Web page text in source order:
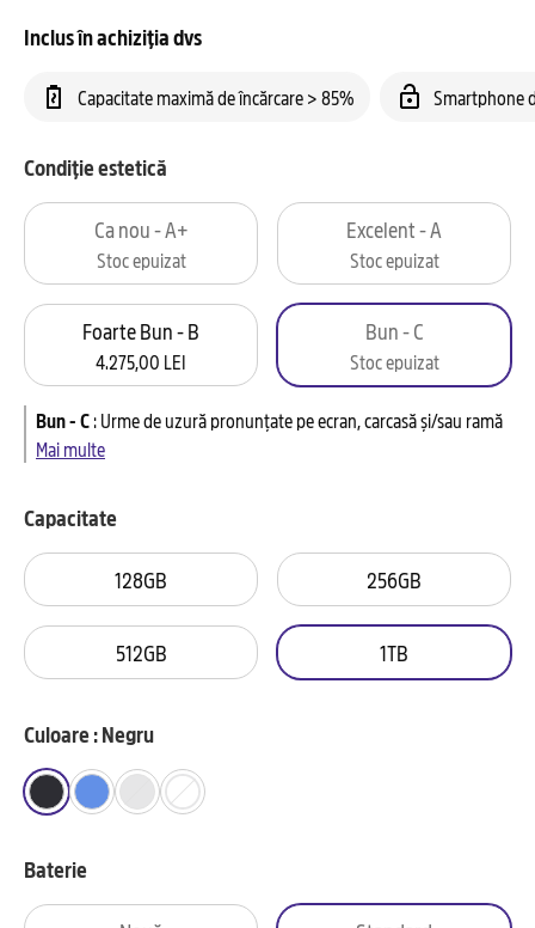
Inclus în achiziția dvs
Capacitate maximă de încărcare > 85% Smartphone
Condiție estetică
Ca nou - A+
Stoc epuizat
Excelent - A
Stoc epuizat
Foarte Bun - B
4.275,00 LEI
Bun - C
Stoc epuizat
Bun - C:Urme de uzură pronunțate pe ecran, carcasă și/sau ramă
Mai multe
Capacitate
128GB 256GB
512GB 1TB
Culoare : Negru
Baterie